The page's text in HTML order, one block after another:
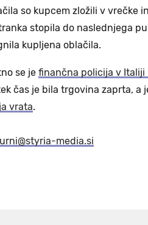
so kupcem zložili v vrečke
stopila do naslednjega
kupljena oblačila.
se je finančna policija v
čas je bila trgovina zaprta, a
vrata.
media.si